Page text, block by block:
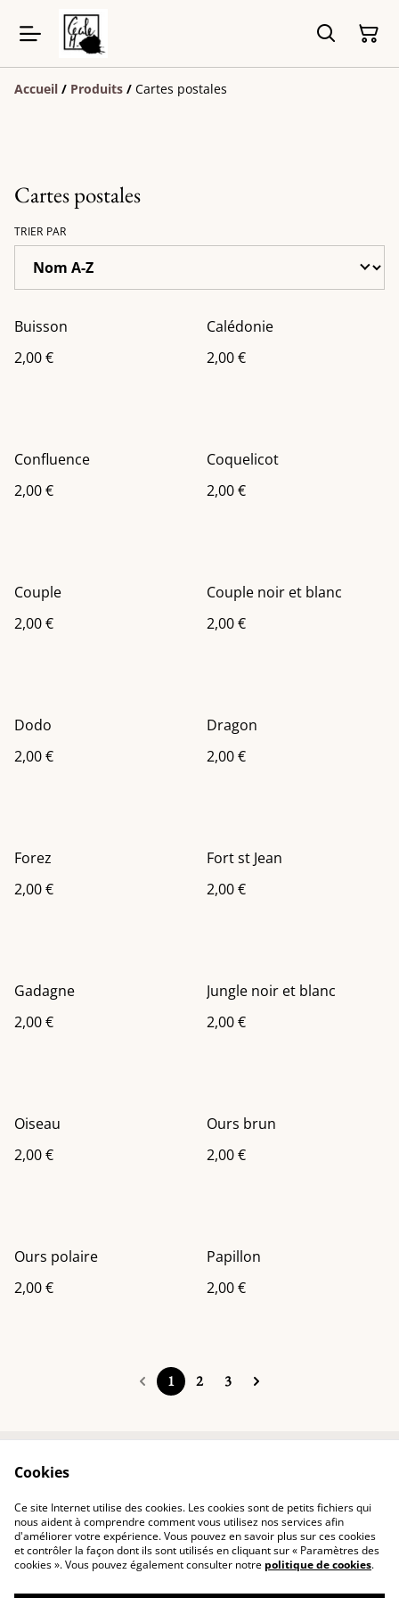
Accueil / Produits / Cartes postales
Cartes postales
TRIER PAR
Buisson
2,00 €
Calédonie
2,00 €
Confluence
2,00 €
Coquelicot
2,00 €
Couple
2,00 €
Couple noir et blanc
2,00 €
Dodo
2,00 €
Dragon
2,00 €
Forez
2,00 €
Fort st Jean
2,00 €
Gadagne
2,00 €
Jungle noir et blanc
2,00 €
Oiseau
2,00 €
Ours brun
2,00 €
Ours polaire
2,00 €
Papillon
2,00 €
1 2 3
Politique de
confidentialité
Politique de cookies
Cookies
Ce site Internet utilise des cookies. Les cookies sont de petits fichiers qui
nous aident à comprendre comment vous utilisez nos services afin
d'améliorer votre expérience. Vous pouvez en savoir plus sur ces cookies
et contrôler la façon dont ils sont utilisés en cliquant sur « Paramètres des
cookies ». Vous pouvez également consulter notre politique de cookies.